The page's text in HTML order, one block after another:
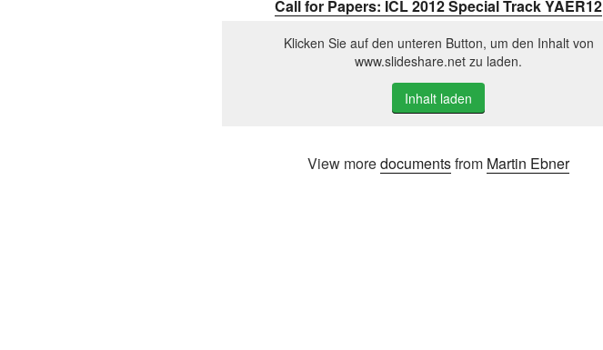
Call for Papers: ICL 2012 Special Track YAER12
Klicken Sie auf den unteren Button, um den Inhalt von
www.slideshare.net zu laden.
Inhalt laden
View moredocumentsfrom Martin Ebner